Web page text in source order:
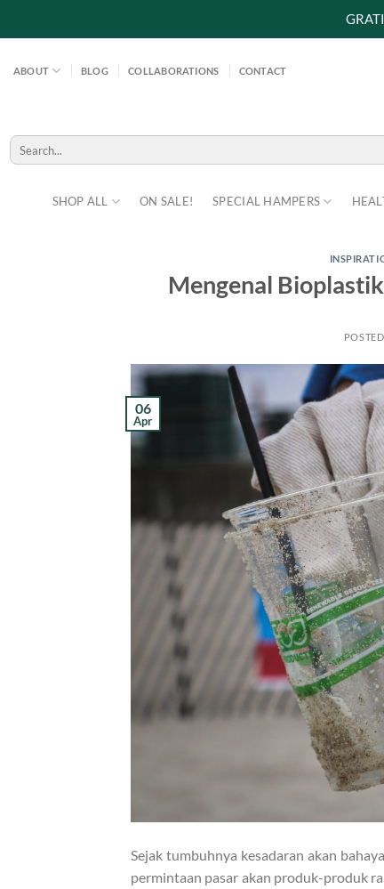
ABOUT BLOG COLLABORATIONS CONTACT
SHOP ALL ON SALE! SPECIAL HAMPERS
Search
for:
Mengenal
06
Apr
Sejak tumbuhnya kesadaran akan
permintaan pasar akan produk-produk